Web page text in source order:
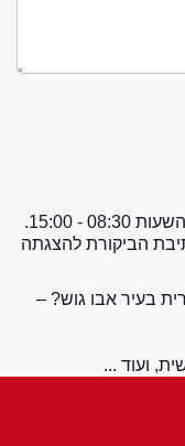
- 15:00.
הביקורת להצגתה
בעיר אבו גוש? –
ועוד ...